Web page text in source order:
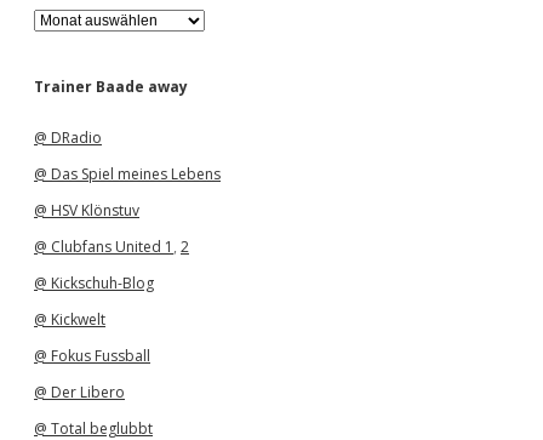
A
r
h
Trainer Baade away
@ DRadio
@ Das Spiel meines Lebens
@ HSV Klönstuv
@ Clubfans United 1 , 2
@ Kickschuh-Blog
@ Kickwelt
@ Fokus Fussball
@ Der Libero
@ Total beglubbt